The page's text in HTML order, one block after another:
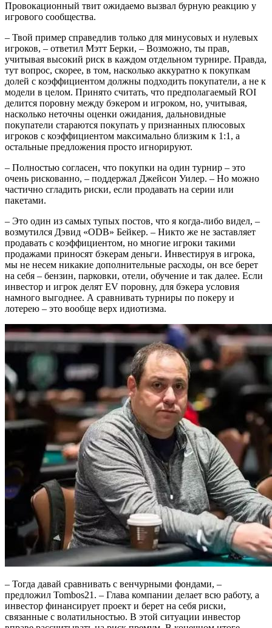
Провокационный твит ожидаемо вызвал бурную реакцию у
игрового сообщества.
– Твой пример справедлив только для минусовых и нулевых
игроков, – ответил Мэтт Берки, – Возможно, ты прав,
учитывая высокий риск в каждом отдельном турнире. Правда,
тут вопрос, скорее, в том, насколько аккуратно к покупкам
долей с коэффициентом должны подходить покупатели, а не к
модели в целом. Принято считать, что предполагаемый ROI
делится поровну между бэкером и игроком, но, учитывая,
насколько неточны оценки ожидания, дальновидные
покупатели стараются покупать у признанных плюсовых
игроков с коэффициентом максимально близким к 1:1, а
остальные предложения просто игнорируют.
– Полностью согласен, что покупки на один турнир – это
очень рискованно, – поддержал Джейсон Уилер. – Но можно
частично сгладить риски, если продавать на серии или
пакетами.
– Это один из самых тупых постов, что я когда-либо видел, –
возмутился Дэвид «ODB» Бейкер. – Никто же не заставляет
продавать с коэффициентом, но многие игроки такими
продажами приносят бэкерам деньги. Инвестируя в игрока,
мы не несем никакие дополнительные расходы, он все берет
на себя – бензин, парковки, отели, обучение и так далее. Если
инвестор и игрок делят EV поровну, для бэкера условия
намного выгоднее. А сравнивать турниры по покеру и
лотерею – это вообще верх идиотизма.
– Тогда давай сравнивать с венчурными фондами, –
предложил Tombos21. – Глава компании делает всю работу, а
инвестор финансирует проект и берет на себя риски,
связанные с волатильностью. В этой ситуации инвестор